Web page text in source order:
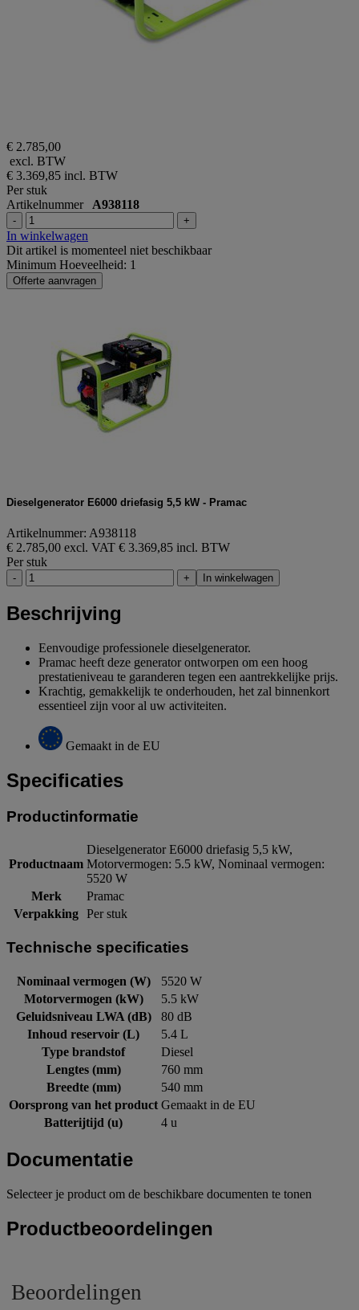
€ 2.785,00
excl. BTW
€ 3.369,85 incl. BTW
Per stuk
Artikelnummer A938118
- +
In winkelwagen
Dit artikel is momenteel niet beschikbaar
Minimum Hoeveelheid: 1
Offerte aanvragen
Dieselgenerator E6000 driefasig 5,5 kW - Pramac
Artikelnummer: A938118
€ 2.785,00 excl. VAT € 3.369,85 incl. BTW
Per stuk
- + In winkelwagen
Beschrijving
Eenvoudige professionele dieselgenerator.
Pramac heeft deze generator ontworpen om een hoog
prestatieniveau te garanderen tegen een aantrekkelijke prijs.
Krachtig, gemakkelijk te onderhouden, het zal binnenkort
essentieel zijn voor al uw activiteiten.
Gemaakt in de EU
Specificaties
Productinformatie
Productnaam
Dieselgenerator E6000 driefasig 5,5 kW,
Motorvermogen: 5.5 kW, Nominaal vermogen:
5520 W
Merk
Pramac
Verpakking Per stuk
Technische specificaties
Nominaal vermogen (W)
5520 W
Motorvermogen (kW)
5.5 kW
Geluidsniveau LWA (dB)
80 dB
Inhoud reservoir (L)
5.4 L
Type brandstof
Diesel
Lengtes (mm)
760 mm
Breedte (mm)
540 mm
Oorsprong van het product Gemaakt in de EU
Batterijtijd (u)
4 u
Documentatie
Selecteer je product om de beschikbare documenten te tonen
Productbeoordelingen